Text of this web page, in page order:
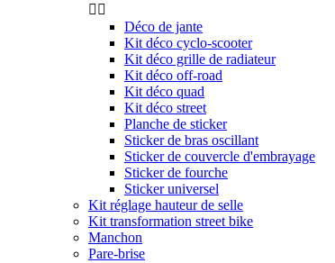
 
Déco de jante
Kit déco cyclo-scooter
Kit déco grille de radiateur
Kit déco off-road
Kit déco quad
Kit déco street
Planche de sticker
Sticker de bras oscillant
Sticker de couvercle d'embrayage
Sticker de fourche
Sticker universel
Kit réglage hauteur de selle
Kit transformation street bike
Manchon
Pare-brise